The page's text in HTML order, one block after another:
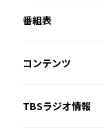
番組表
コンテンツ
TBSラジオ情報